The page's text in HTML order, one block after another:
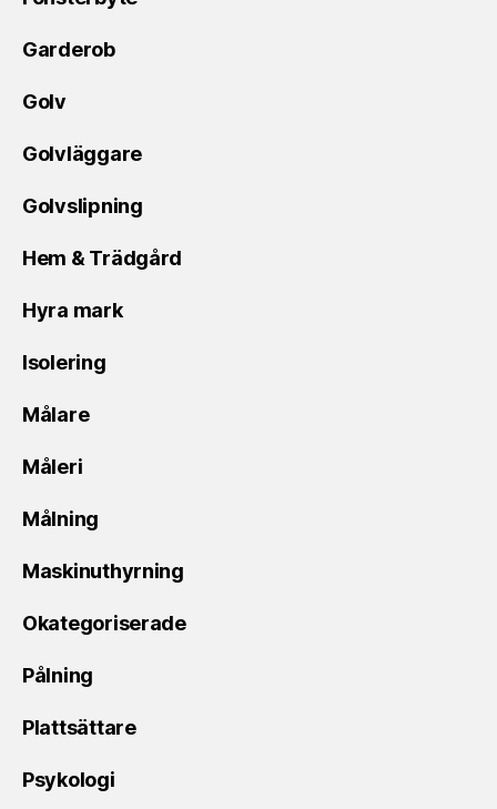
Garderob
Golv
Golvläggare
Golvslipning
Hem & Trädgård
Hyra mark
Isolering
Målare
Måleri
Målning
Maskinuthyrning
Okategoriserade
Pålning
Plattsättare
Psykologi